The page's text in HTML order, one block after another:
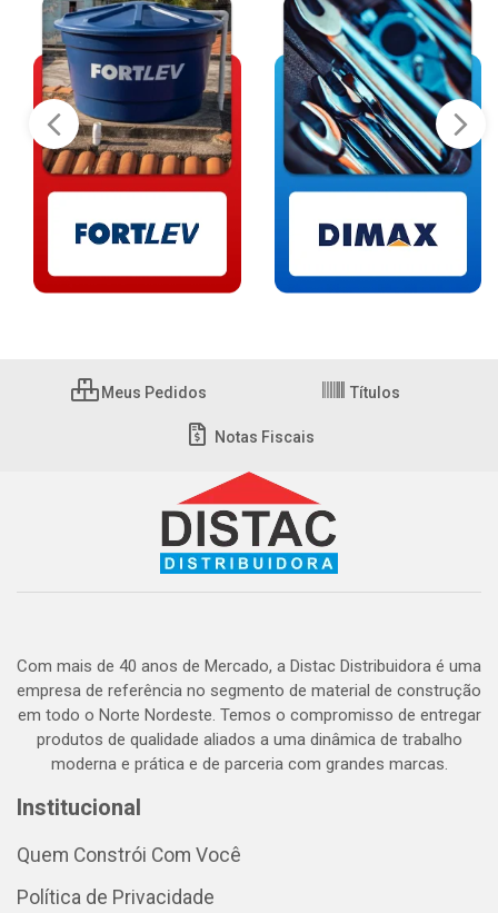
Meus Pedidos Títulos
Notas Fiscais
Com mais de 40 anos de Mercado, a Distac Distribuidora é uma
empresa de referência no segmento de material de construção
em todo o Norte Nordeste. Temos o compromisso de entregar
produtos de qualidade aliados a uma dinâmica de trabalho
moderna e prática e de parceria com grandes marcas.
Institucional
Quem Constrói Com Você
Política de Privacidade